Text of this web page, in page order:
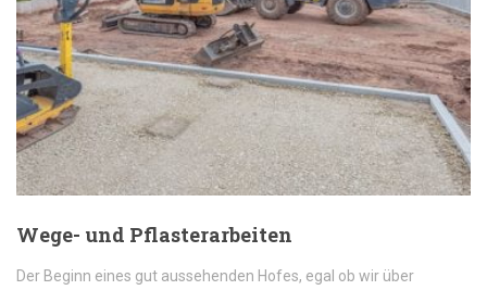
Wege- und Pflasterarbeiten
Der Beginn eines gut aussehenden Hofes, egal ob wir über